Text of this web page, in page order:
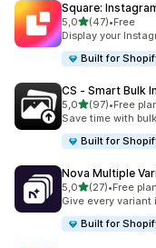
Square:
5,0av 5 stjerner
(47)
Totalt 47 omtaler
•Free
Display your
Built for
CS ‑ Smart Bulk
5,0av 5 stjerner
(97)
Totalt 97 omtaler
•Free
Save time with
Built for
Nova Multiple
5,0av 5 stjerner
(27)
Totalt 27 omtaler
•Free
Give every variant
Built for